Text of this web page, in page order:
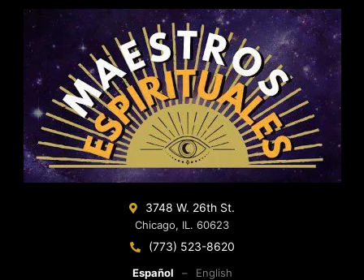
3748 W. 26th St.
Chicago, IL. 60623
(773) 523-8620
Español – English